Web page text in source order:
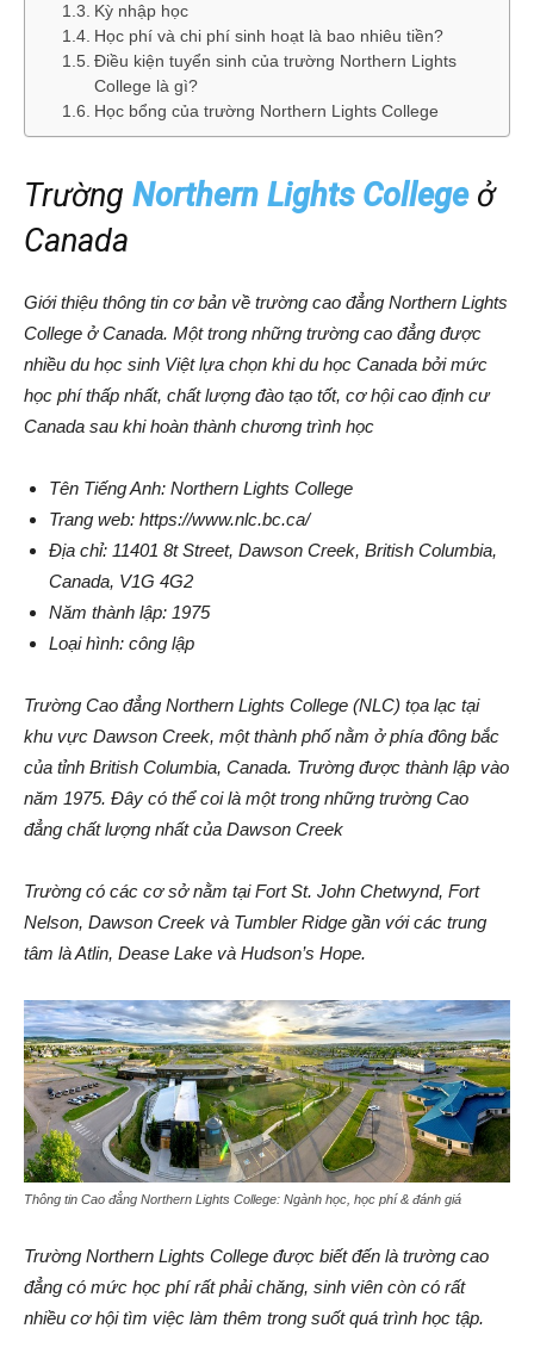
Kỳ nhập học
Học phí và chi phí sinh hoạt là bao nhiêu tiền?
Điều kiện tuyển sinh của trường Northern Lights
College là gì?
Học bổng của trường Northern Lights College
Trường Northern Lights Collegeở
Canada
Giới thiệu thông tin cơ bản về trường cao đẳng Northern Lights
College ở Canada. Một trong những trường cao đẳng được
nhiều du học sinh Việt lựa chọn khi du học Canada bởi mức
học phí thấp nhất, chất lượng đào tạo tốt, cơ hội cao định cư
Canada sau khi hoàn thành chương trình học
Tên Tiếng Anh: Northern Lights College
Trang web: https://www.nlc.bc.ca/
Địa chỉ: 11401 8t Street, Dawson Creek, British Columbia,
Canada, V1G 4G2
Năm thành lập: 1975
Loại hình: công lập
Trường Cao đẳng Northern Lights College (NLC) tọa lạc tại
khu vực Dawson Creek, một thành phố nằm ở phía đông bắc
của tỉnh British Columbia, Canada. Trường được thành lập vào
năm 1975. Đây có thể coi là một trong những trường Cao
đẳng chất lượng nhất của Dawson Creek
Trường có các cơ sở nằm tại Fort St. John Chetwynd, Fort
Nelson, Dawson Creek và Tumbler Ridge gần với các trung
tâm là Atlin, Dease Lake và Hudson’s Hope.
Thông tin Cao đẳng Northern Lights College: Ngành học, học phí & đánh giá
Trường Northern Lights College được biết đến là trường cao
đẳng có mức học phí rất phải chăng, sinh viên còn có rất
nhiều cơ hội tìm việc làm thêm trong suốt quá trình học tập.